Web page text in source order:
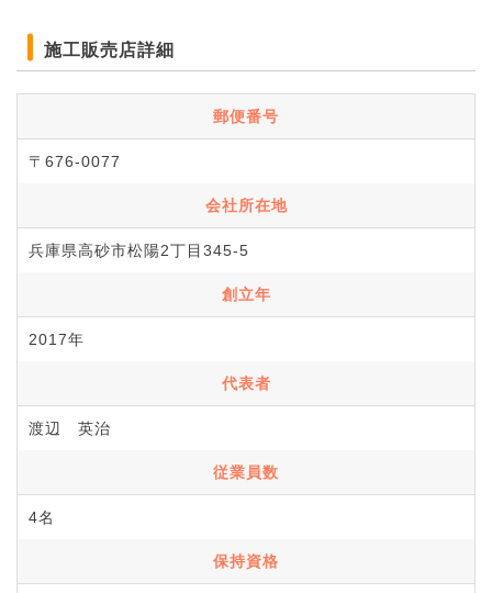
施工販売店詳細
郵便番号
〒676-0077
会社所在地
兵庫県高砂市松陽2丁目345-5
創立年
2017年
代表者
渡辺 英治
従業員数
4名
保持資格